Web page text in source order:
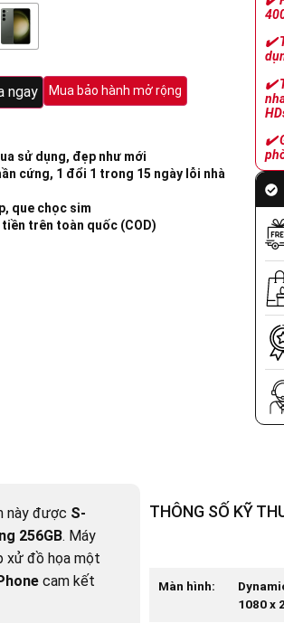
ngay Mua bảo hành mở rộng
sử dụng, đẹp như mới
cứng, 1 đổi 1 trong 15 ngày lỗi nhà
que chọc sim
trên toàn quốc (COD)
✔️
✔️
✔️
này được S-
256GB. Máy
xử đồ họa một
cam kết
THÔNG SỐ KỸ
Màn hình:
1080 x